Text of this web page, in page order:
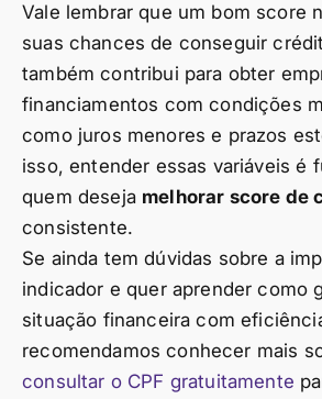
Vale lembrar que um bom score
suas chances de conseguir
também contribui para obter
financiamentos com condições
como juros menores e prazos
isso, entender essas variáveis é
quem deseja melhorar score de
consistente.
Se ainda tem dúvidas sobre a
indicador e quer aprender como
situação financeira com
recomendamos conhecer mais
consultar o CPF gratuitamente